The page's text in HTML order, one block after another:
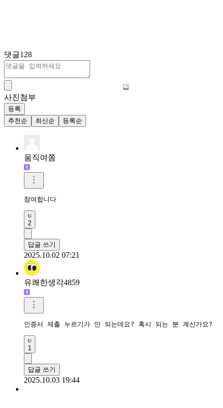
댓글128
사진첨부
등록
추천순
최신순 등록순
움직여쫌
참여합니다
2
답글 쓰기
2025.10.02 07:21
유쾌한생각4859
인증서 제출 누르기가 안 되는데요? 혹시 되는 분 계신가요?
1
답글 쓰기
2025.10.03 19:44